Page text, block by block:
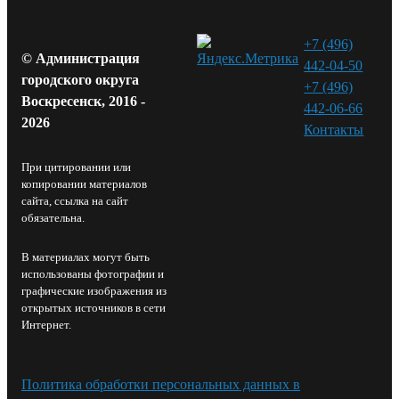
© Администрация
городского округа
Воскресенск, 2016 -
2026
При цитировании или
копировании материалов
сайта, ссылка на сайт
обязательна.
В материалах могут быть
использованы фотографии и
графические изображения из
открытых источников в сети
Интернет.
+7 (496)
442-04-50
+7 (496)
442-06-66
Контакты⁠
Политика обработки персональных данных в